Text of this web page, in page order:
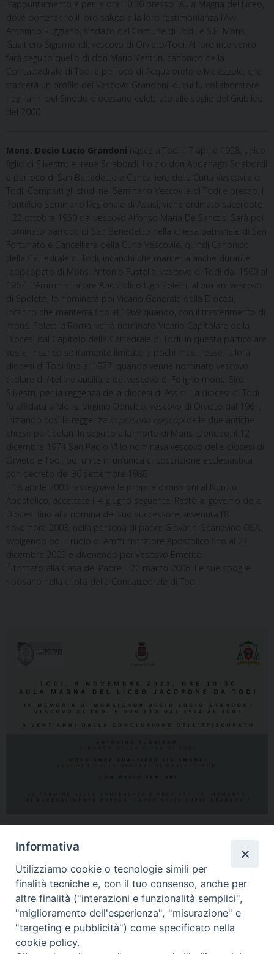
L’appuntamento è per le ore 10:30 presso l’Aula Magna del Liceo,
dove porteranno il loro saluto e la loro testimonianza l’Avv.
Antonino Ruggiano, sindaco del Comune di Todi, e S.E. Mons.
Gualtiero Sigismondi, vescovo di Orvieto-Todi. Al loro intervento
farà seguito quello di don Mario Venturi, canonico della
Concattedrale di Todi e parroco di Acqualoreto e Melezzole, che
traccerà un profilo del Vescovo Grandoni, di cui fu collaboratore
negli anni del Sinodo diocesano celebrato alle soglie del Giubileo
del 2000.
Mons. Decio Lucio Grandoni nasce a Todi il 7 aprile 1928, unico
figlio di Silvestro e Irene Sciabordi. Lo zio don Abdenago Sciabordi
è parroco di San Benedetto e Cancelliere della Curia Vescovile di
Todi. Compiuti gli studi nel Seminario Vescovile di Todi e presso il
Pontificio Seminario Regionale di Assisi, viene ordinato sacerdote
il 22 ottobre 1950 dal vescovo Alfonso Maria De Sanctis. Sarà poi
nominato parroco di San Benedetto nella chiesa patronale di San
Fortunato e Cancelliere della Curia Vescovile, quindi Canonico
della Cattedrale di Todi, incarichi che manterrà anche durante
l’episcopato di Mons. Antonio Fustella, vescovo di Todi dal 1960 al
1967. L’Amministratore Apostolico Ugo Poletti, allora arcivescovo
di Spoleto, lo nominerà poi Vicario Generale della Diocesi,
incarico che manterrà fino al 1969 quando, con il trasferimento di
mons. Poletti a Roma, verrà nominato Vicario Capitolare della
Diocesi dal Capitolo della Cattedrale di Todi. In questa particolare
veste, incarico solitamente limitato a pochi mesi, resse l’allora
diocesi di Todi fino al 1972, quando venne nominato vescovo
titolare di Atella e ausiliare del vescovo di Foligno mons. Siro
Silvestri, per la reggenza della diocesi di Assisi. La diocesi di Todi
fu affidata a Mons. Virginio Dondeo, vescovo di Orvieto dal 1961,
iniziando così la reggenza
delle due antiche
chiese particolari. In seguito alla morte di Mons. Dondeo, il 12
dicembre 1974 San Paolo VI lo nominava vescovo delle diocesi di
Orvieto e Todi, poi unite in un’unica circoscrizione ecclesiastica
con decreto del 30 settembre 1986.
Il 18 aprile 2003 rassegnava le proprie dimissioni al Nunzio
Apostolico, accettate il 4 giugno seguente. Restò al governo della
Diocesi fino alla nomina del suo successore, avvenuta l’8
novembre 2003, nella persona di padre Giovanni Scanavino OSA,
svolgendo poi il ruolo di Amministratore Apostolico fino al 27
dicembre 2003 e divenendo poi Vescovo Emerito.
É tornato alla Casa del Padre il 22 marzo 2006. Le sue spoglie
riposano nella cripta della Concattedrale di Todi.
Home Il Vescovo Diocesi Pastorale
Liturgia
Beni Culturali
Informativa
Utilizziamo cookie o tecnologie simili per
finalità tecniche e, con il tuo consenso, anche per
altre finalità ("interazioni e funzionalità semplici",
"miglioramento dell'esperienza", "misurazione" e
"targeting e pubblicità") come specificato nella
cookie policy.